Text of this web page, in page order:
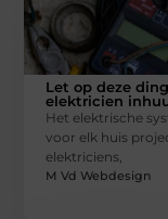
Let op deze
elektricien
Het elektrische
voor elk huis
elektriciens,
M Vd Webdesign